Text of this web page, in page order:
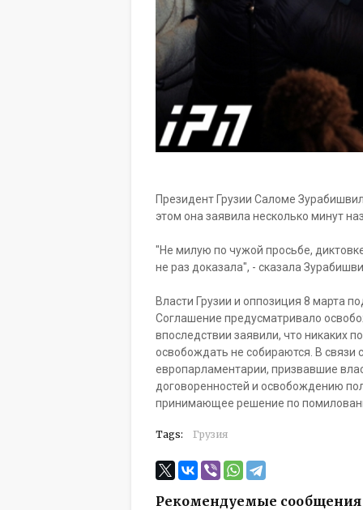
Президент Грузии Саломе
этом она заявила несколько минут
"Не милую по чужой просьбе,
не раз доказала", - сказала
Власти Грузии и оппозиция 8 марта
Соглашение предусматривало
впоследствии заявили, что никаких
освобождать не собираются. В
европарламентарии, призвавшие
договоренностей и освобождению
принимающее решение по
Tags: Грузия
Рекомендуемые сообщения